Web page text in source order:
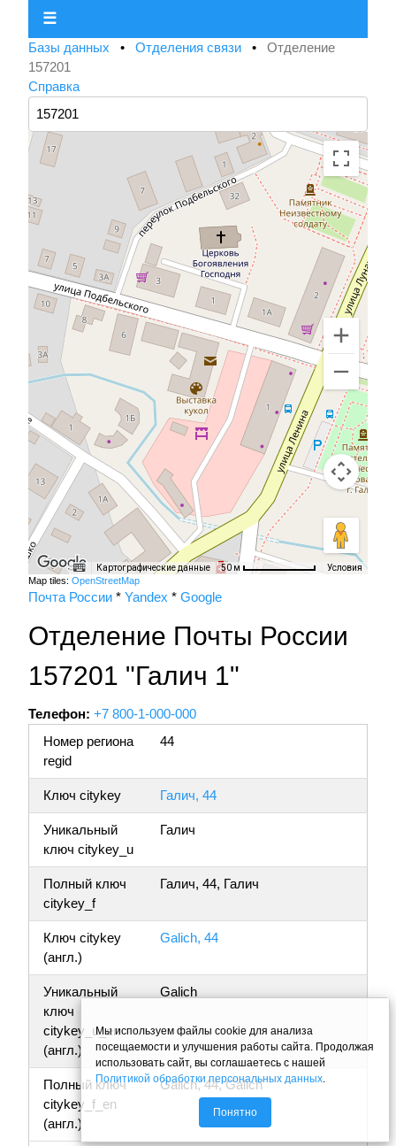
☰
Базы данных • Отделения связи • Отделение
157201
Справка
Картографические данные 50 м Условия
Map tiles: OpenStreetMap
Почта России * Yandex * Google
Отделение Почты России
157201 "Галич 1"
Телефон: +7 800-1-000-000
Номер региона
regid
44
Ключ citykey Галич, 44
Уникальный
ключ citykey_u
Галич
Полный ключ
citykey_f
Галич, 44, Галич
Ключ citykey
(англ.)
Galich, 44
Уникальный
ключ
citykey_u_en
(англ.)
Galich
Полный ключ
citykey_f_en
(англ.)
Galich, 44, Galich
Мы используем файлы cookie для анализа
посещаемости и улучшения работы сайта. Продолжая
использовать сайт, вы соглашаетесь с нашей
Политикой обработки персональных данных.
Понятно